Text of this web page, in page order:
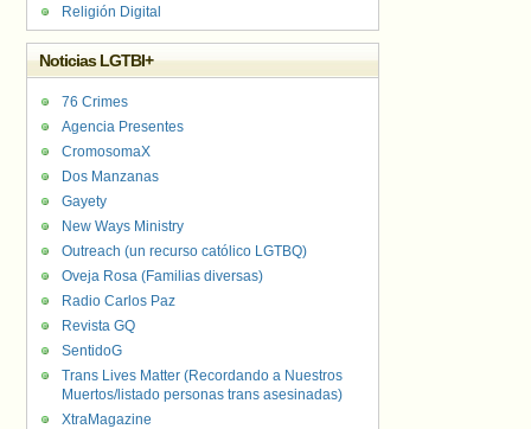
Religión Digital
Noticias LGTBI+
76 Crimes
Agencia Presentes
CromosomaX
Dos Manzanas
Gayety
New Ways Ministry
Outreach (un recurso católico LGTBQ)
Oveja Rosa (Familias diversas)
Radio Carlos Paz
Revista GQ
SentidoG
Trans Lives Matter (Recordando a Nuestros
Muertos/listado personas trans asesinadas)
XtraMagazine